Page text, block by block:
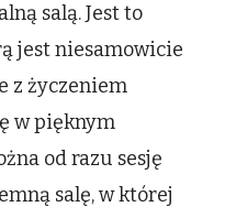
salą. Jest to
jest niesamowicie
z życzeniem
w pięknym
od razu sesję
salę, w której